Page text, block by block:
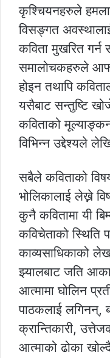
कृश्चियनहरुले हमला
विसङ्गत
कविता मुखरित गर्न
समालोचकहरुले
होइन तथापि
यसैबाट सन्तुष्टि
कविताको
विभिन्न उद्देश्यले
सबैले कविताको
भोलिकालाई लेख्ने
कुनै कवितामा यी
कविचेताको स्थिति
काव्यसाधिकाको
झ्यालबाट जति
आत्मामा घोलिन
पाठकलाई लगिनन्,
क्रान्तिकारी,
आत्माको ढोका